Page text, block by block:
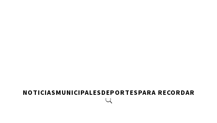
NOTICIASMUNICIPALESDEPORTESPARA RECORDAR